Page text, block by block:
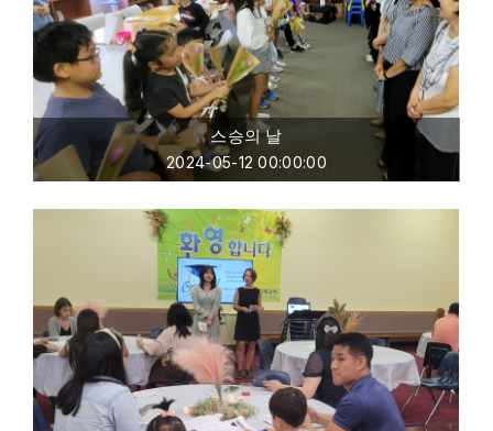
스승의 날
2024-05-12 00:00:00